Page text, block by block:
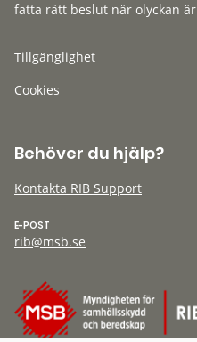
fatta rätt beslut när olyckan
Tillgänglighet
Cookies
Behöver du hjälp?
Kontakta RIB Support
E-POST
rib@msb.se